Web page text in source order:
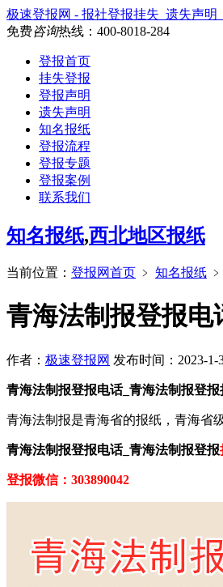
极速登报网 - 报社登报挂失_遗失声明
免费咨询热线： 400-8018-284
登报首页
挂失登报
登报声明
遗失声明
知名报纸
登报流程
登报专题
登报案例
联系我们
知名报纸,西北地区报纸
当前位置： 登报网首页 ﹥ 知名报纸 ﹥
青海法制报登报电
作者： 极速登报网 发布时间：2023-1-
青海法制报登报电话_青海法制报登
青海法制报是青海省的报纸，青海省
青海法制报登报电话_青海法制报登报
登报微信：303890042